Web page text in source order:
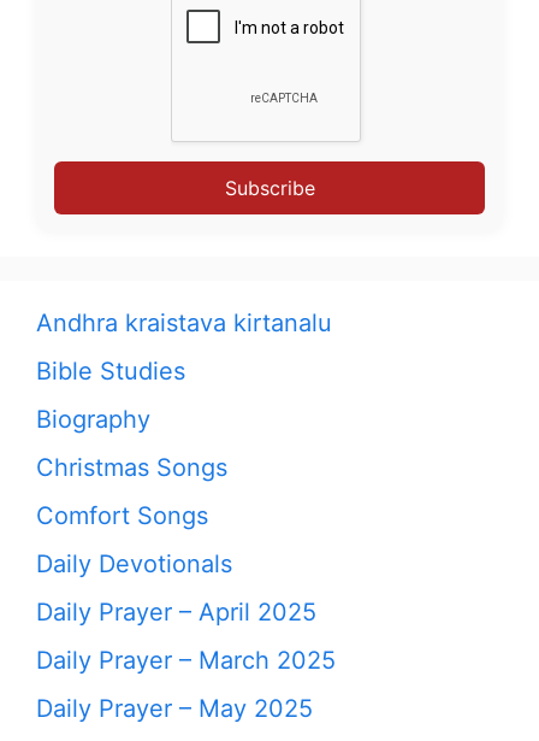
Subscribe
Andhra kraistava kirtanalu
Bible Studies
Biography
Christmas Songs
Comfort Songs
Daily Devotionals
Daily Prayer – April 2025
Daily Prayer – March 2025
Daily Prayer – May 2025